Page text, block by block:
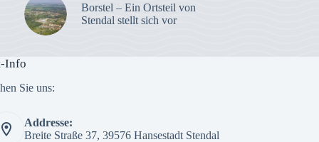
The Custom Facebook Feed plugin
Borstel – Ein Ortsteil von
Stendal stellt sich vor
Info
Sie uns:
Addresse:
Breite Straße 37, 39576 Hansestadt Stendal